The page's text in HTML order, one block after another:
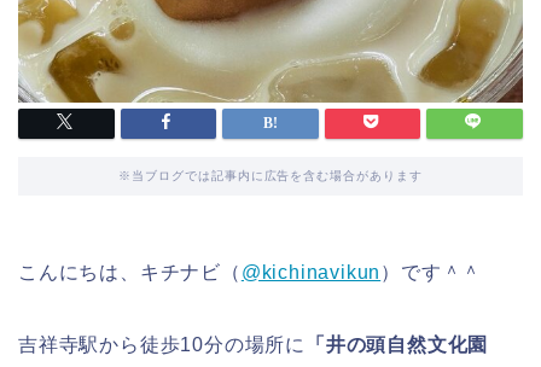
※当ブログでは記事内に広告を含む場合があります
こんにちは、キチナビ（ @kichinavikun ）です＾＾
吉祥寺駅から徒歩10分の場所に
「井の頭自然文化園